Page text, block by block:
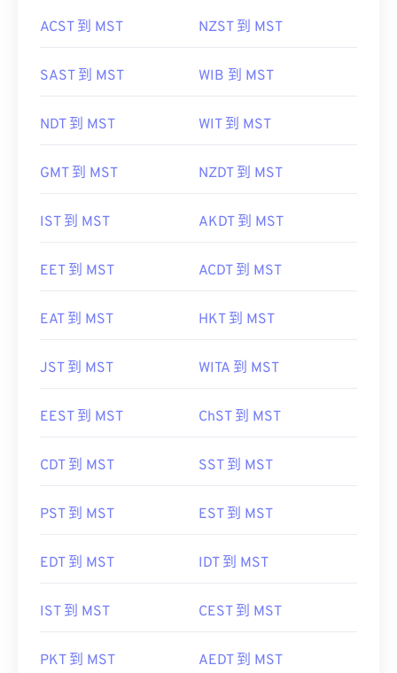
ACST 到 MST NZST 到 MST
SAST 到 MST WIB 到 MST
NDT 到 MST WIT 到 MST
GMT 到 MST NZDT 到 MST
IST 到 MST AKDT 到 MST
EET 到 MST ACDT 到 MST
EAT 到 MST HKT 到 MST
JST 到 MST WITA 到 MST
EEST 到 MST ChST 到 MST
CDT 到 MST SST 到 MST
PST 到 MST EST 到 MST
EDT 到 MST IDT 到 MST
IST 到 MST CEST 到 MST
PKT 到 MST AEDT 到 MST